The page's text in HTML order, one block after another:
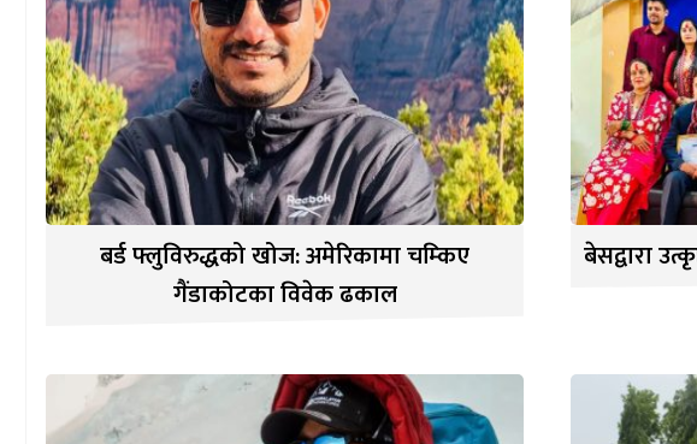
बर्ड फ्लुविरुद्धको खोज: अमेरिकामा चम्किए
गैंडाकोटका विवेक ढकाल
बेसद्वारा